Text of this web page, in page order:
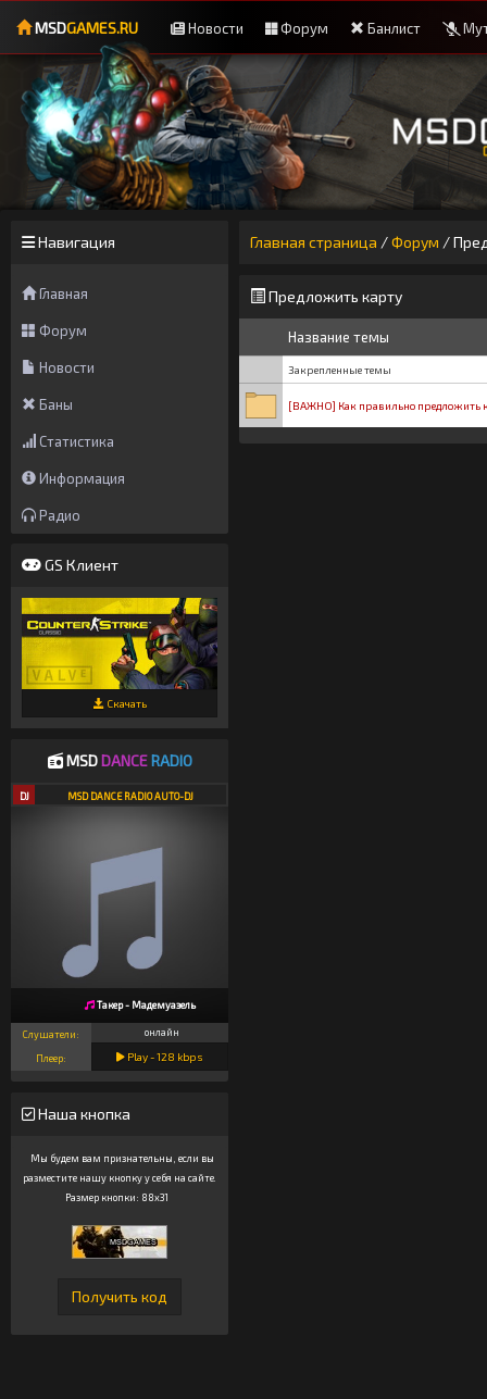
MSDGAMES.RU Новости Форум Банлист
Навигация
Главная
Форум
Новости
Баны
Статистика
Информация
Радио
GS Клиент
Скачать
MSDDANCE RADIO
DJ MSD DANCE RADIO AUTO-DJ
Такер - Мадемуазель
Слушатели: онлайн
Плеер: Play -128 kbps
Наша кнопка
Мы будем вам признательны, если вы
разместите нашу кнопку у себя на сайте.
Размер кнопки: 88x31
Главная страница /Форум /
Предложить карту
Название темы
Закрепленные темы
[ВАЖНО] Как правильно предложить